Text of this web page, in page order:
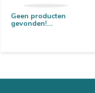
Geen producten
gevonden!...